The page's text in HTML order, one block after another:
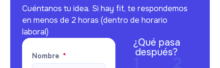
Cuéntanos tu idea. Si hay fit, te respondemos
en menos de 2 horas (dentro de horario
laboral)
Nombre
¿Qué pasa
después?